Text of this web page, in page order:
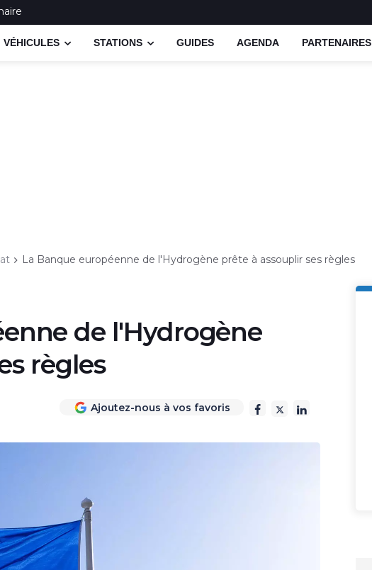
VÉHICULES STATIONS GUIDES AGENDA PARTENAIRES
La Banque européenne de l'Hydrogène prête à assouplir ses règles
de l'Hydrogène
règles
Ajoutez-nous à vos favoris